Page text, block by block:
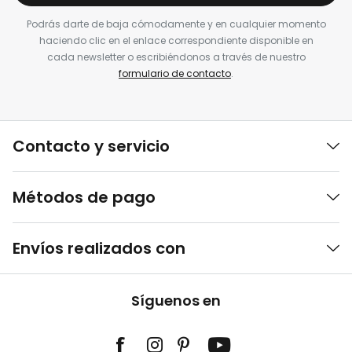
Podrás darte de baja cómodamente y en cualquier momento
haciendo clic en el enlace correspondiente disponible en
cada newsletter o escribiéndonos a través de nuestro
formulario de contacto.
Contacto y servicio
Métodos de pago
Envíos realizados con
Síguenos en